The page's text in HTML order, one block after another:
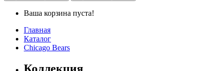
Ваша корзина пуста!
Главная
Каталог
Chicago Bears
Коллекция